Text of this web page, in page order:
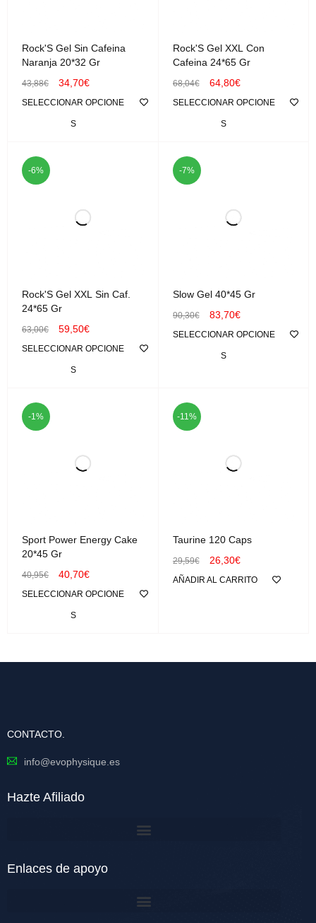
Rock'S Gel Sin Cafeina
Naranja 20*32 Gr
43,88€ 34,70€
SELECCIONAR OPCIONE
S
Rock'S Gel XXL Con
Cafeina 24*65 Gr
68,04€ 64,80€
SELECCIONAR OPCIONE
S
-6%
Rock'S Gel XXL Sin Caf.
24*65 Gr
63,00€ 59,50€
SELECCIONAR OPCIONE
S
-7%
Slow Gel 40*45 Gr
90,30€ 83,70€
SELECCIONAR OPCIONE
S
-1%
Sport Power Energy Cake
20*45 Gr
40,95€ 40,70€
SELECCIONAR OPCIONE
S
-11%
Taurine 120 Caps
29,59€ 26,30€
AÑADIR AL CARRITO
CONTACTO.
info@evophysique.es
Hazte Afiliado
Enlaces de apoyo